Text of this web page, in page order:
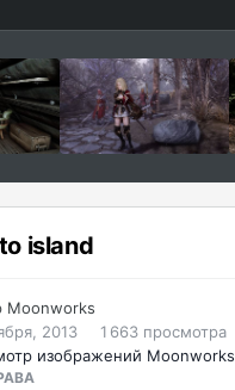
island
Moonworks
2013
1 663 просмотра
изображений Moonworks